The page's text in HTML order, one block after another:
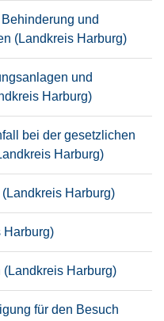
und
(Landkreis Harburg)
und
Harburg)
bei der gesetzlichen
Harburg)
Harburg)
Harburg)
Harburg)
für den Besuch